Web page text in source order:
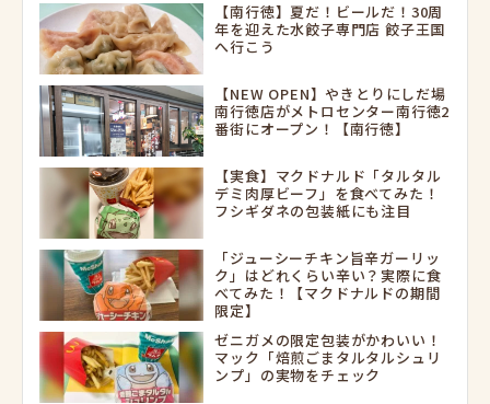
【南行徳】夏だ！ビールだ！30周
年を迎えた水餃子専門店 餃子王国
へ行こう
【NEW OPEN】やきとりにしだ場
南行徳店がメトロセンター南行徳2
番街にオープン！【南行徳】
【実食】マクドナルド「タルタル
デミ肉厚ビーフ」を食べてみた！
フシギダネの包装紙にも注目
「ジューシーチキン旨辛ガーリッ
ク」はどれくらい辛い？実際に食
べてみた！【マクドナルドの期間
限定】
ゼニガメの限定包装がかわいい！
マック「焙煎ごまタルタルシュリ
ンプ」の実物をチェック